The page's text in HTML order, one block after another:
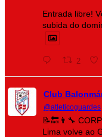
Entrada libre!
subida do
2
Club
@atleticoguardes
📝🔙👨‍🔧
Lima volve ao